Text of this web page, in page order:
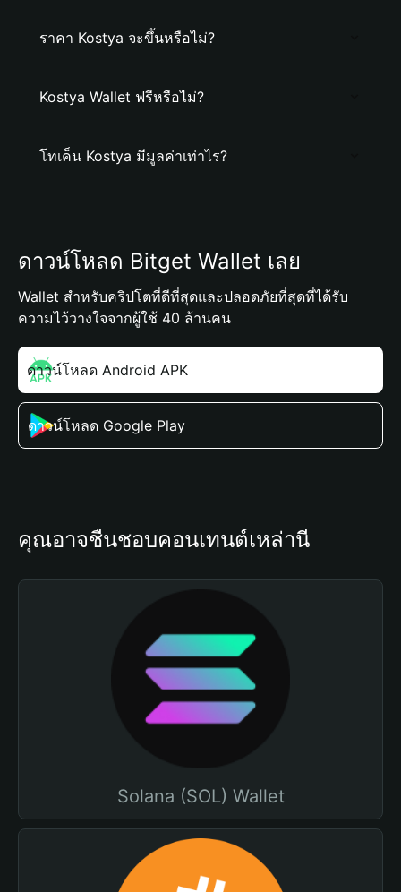
ราคา Kostya จะขึ้นหรือไม่?
Kostya Wallet ฟรีหรือไม่?
โทเค็น Kostya มีมูลค่าเท่าไร?
ดาวน์โหลด Bitget Wallet เลย
Wallet สำหรับคริปโตที่ดีที่สุดและปลอดภัยที่สุดที่ได้รับ
ความไว้วางใจจากผู้ใช้ 40 ล้านคน
ดาวน์โหลด Android APK
ดาวน์โหลด Google Play
คุณอาจชื่นชอบคอนเทนต์เหล่านี้
Solana (SOL) Wallet